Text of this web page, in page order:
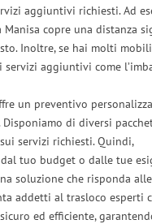
aggiuntivi richiesti. Ad
copre una distanza
Inoltre, se hai molti
servizi aggiuntivi come
un preventivo
Disponiamo di diversi
servizi richiesti. Quindi,
tuo budget o dalle tue
soluzione che risponda
addetti al trasloco esperti
ed efficiente,